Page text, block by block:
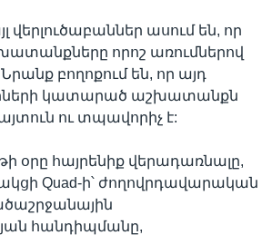
վերլուծաբաններ ասում են, որ
որոշ առումներով
Նրանք բողոքում են, որ այդ
կատարած աշխատանքն
ու տպավորիչ է:
օրը հայրենիք վերադառնալը,
Quad-ի՝ ժողովրդավարական
հանդիպմանը,